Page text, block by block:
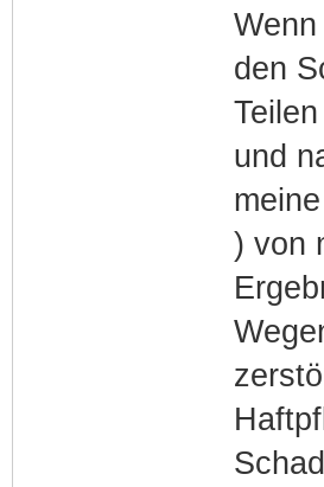
den
und
) von